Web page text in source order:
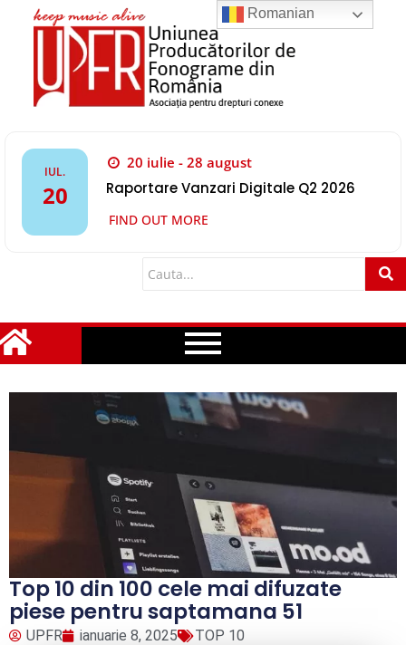
IUL.
20
20 iulie - 28 august
Raportare Vanzari Digitale Q2 2026
FIND OUT MORE
Top 10 din 100 cele mai difuzate
piese pentru saptamana 51
UPFR ianuarie 8, 2025
TOP 10
Romanian